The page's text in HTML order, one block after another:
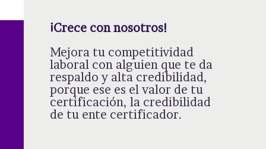
¡Crece con nosotros!
Mejora tu competitividad
laboral con alguien que te da
respaldo y alta credibilidad,
porque ese es el valor de tu
certificación, la credibilidad
de tu ente certificador.